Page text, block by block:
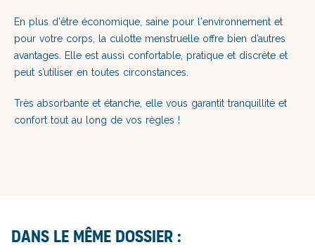
En plus d'être économique, saine pour l'environnement et
pour votre corps, la culotte menstruelle offre bien d’autres
avantages. Elle est aussi confortable, pratique et discrète et
peut s’utiliser en toutes circonstances.
Très absorbante et étanche, elle vous garantit tranquillité et
confort tout au long de vos règles !
Dans le même dossier :